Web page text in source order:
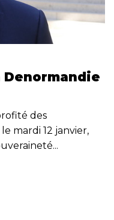
Denormandie
des
mardi 12 janvier,